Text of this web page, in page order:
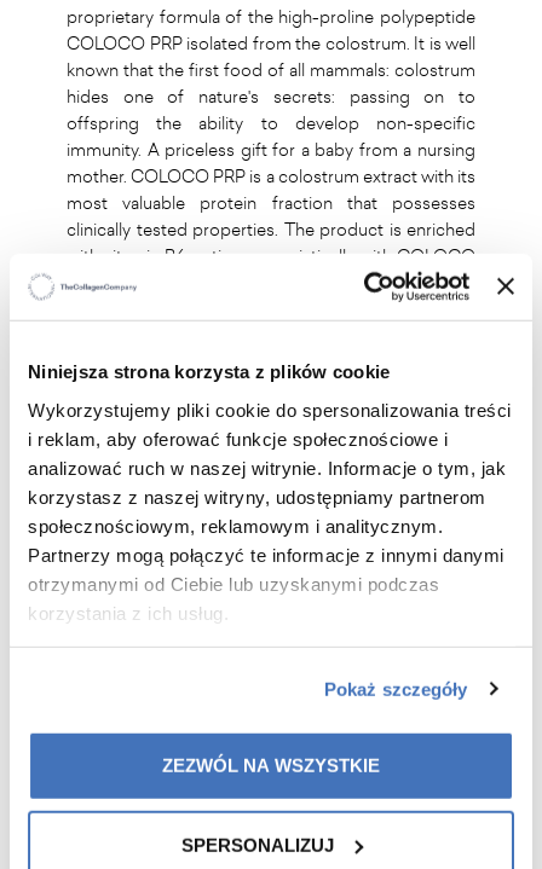
Niniejsza strona korzysta z plików cookie
Wykorzystujemy pliki cookie do spersonalizowania treści
i reklam, aby oferować funkcje społecznościowe i
analizować ruch w naszej witrynie. Informacje o tym, jak
korzystasz z naszej witryny, udostępniamy partnerom
społecznościowym, reklamowym i analitycznym.
Partnerzy mogą połączyć te informacje z innymi danymi
otrzymanymi od Ciebie lub uzyskanymi podczas
korzystania z ich usług.
Pokaż szczegóły
ZEZWÓL NA WSZYSTKIE
SPERSONALIZUJ
proprietary formula of the high-proline polypeptide
COLOCO PRP isolated from the colostrum. It is well
known that the first food of all mammals: colostrum
hides one of nature's secrets: passing on to
offspring the ability to develop non-specific
immunity. A priceless gift for a baby from a nursing
mother. COLOCO PRP is a colostrum extract with its
most valuable protein fraction that possesses
clinically tested properties. The product is enriched
with vitamin B6, acting synergistically with COLOCO
PRP, which supports the synthesis of cysteines and
Recommended for you
-15%